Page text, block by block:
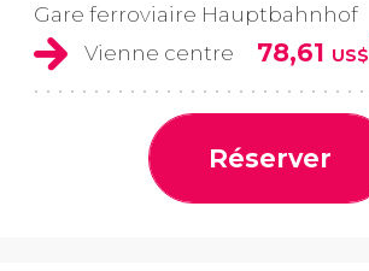
Gare ferroviaire Hauptbahnhof
Vienne centre
78,61 US$
Réserver